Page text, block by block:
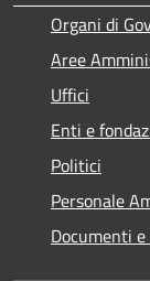
Organi di
Aree
Uffici
Enti e
Politici
Personale
Documenti